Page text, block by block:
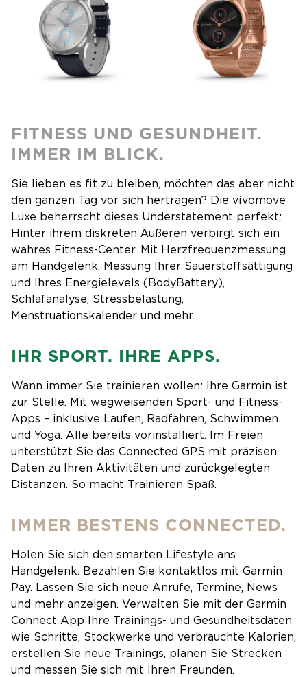
FITNESS UND GESUNDHEIT.
IMMER IM BLICK.
Sie lieben es fit zu bleiben, möchten das aber nicht
den ganzen Tag vor sich hertragen? Die vívomove
Luxe beherrscht dieses Understatement perfekt:
Hinter ihrem diskreten Äußeren verbirgt sich ein
wahres Fitness-Center. Mit Herzfrequenzmessung
am Handgelenk, Messung Ihrer Sauerstoffsättigung
und Ihres Energielevels (BodyBattery),
Schlafanalyse, Stressbelastung,
Menstruationskalender und mehr.
IHR SPORT. IHRE APPS.
Wann immer Sie trainieren wollen: Ihre Garmin ist
zur Stelle. Mit wegweisenden Sport- und Fitness-
Apps – inklusive Laufen, Radfahren, Schwimmen
und Yoga. Alle bereits vorinstalliert. Im Freien
unterstützt Sie das Connected GPS mit präzisen
Daten zu Ihren Aktivitäten und zurückgelegten
Distanzen. So macht Trainieren Spaß.
IMMER BESTENS CONNECTED.
Holen Sie sich den smarten Lifestyle ans
Handgelenk. Bezahlen Sie kontaktlos mit Garmin
Pay. Lassen Sie sich neue Anrufe, Termine, News
und mehr anzeigen. Verwalten Sie mit der Garmin
Connect App Ihre Trainings- und Gesundheitsdaten
wie Schritte, Stockwerke und verbrauchte Kalorien,
erstellen Sie neue Trainings, planen Sie Strecken
und messen Sie sich mit Ihren Freunden.